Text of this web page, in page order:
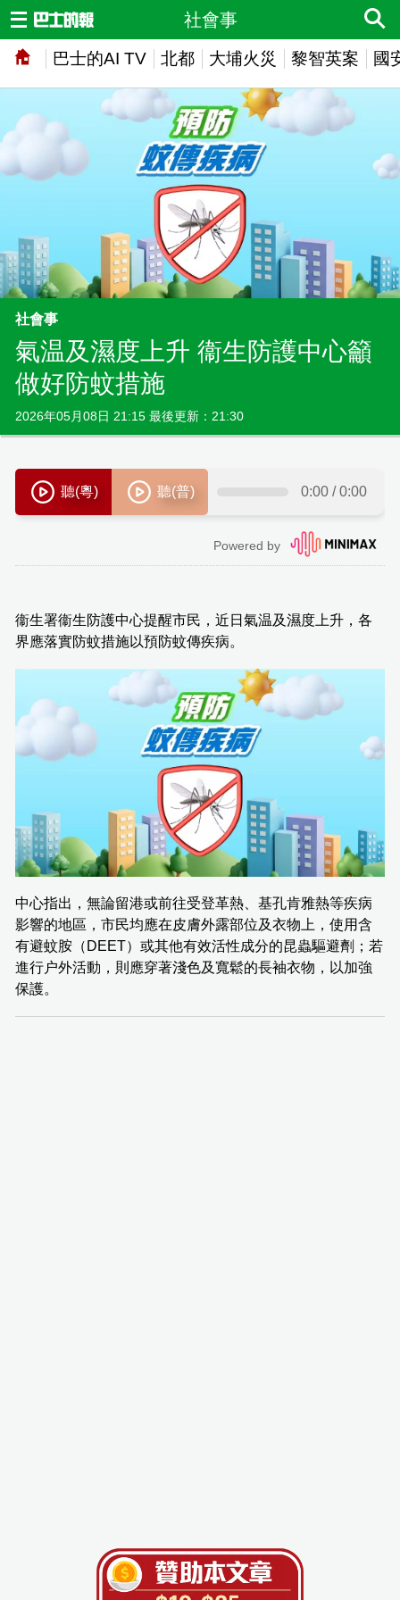
巴士的AI TV 北都 大埔火災 黎智英案 國
社會事
社會事
氣温及濕度上升 衞生防護中心籲
做好防蚊措施
2026年05月08日 21:15 最後更新：21:30
衞生署衞生防護中心提醒市民，近日氣温及濕度上升，各
界應落實防蚊措施以預防蚊傳疾病。
中心指出，無論留港或前往受登革熱、基孔肯雅熱等疾病
影響的地區，市民均應在皮膚外露部位及衣物上，使用含
有避蚊胺（DEET）或其他有效活性成分的昆蟲驅避劑；若
進行户外活動，則應穿著淺色及寬鬆的長袖衣物，以加強
保護。